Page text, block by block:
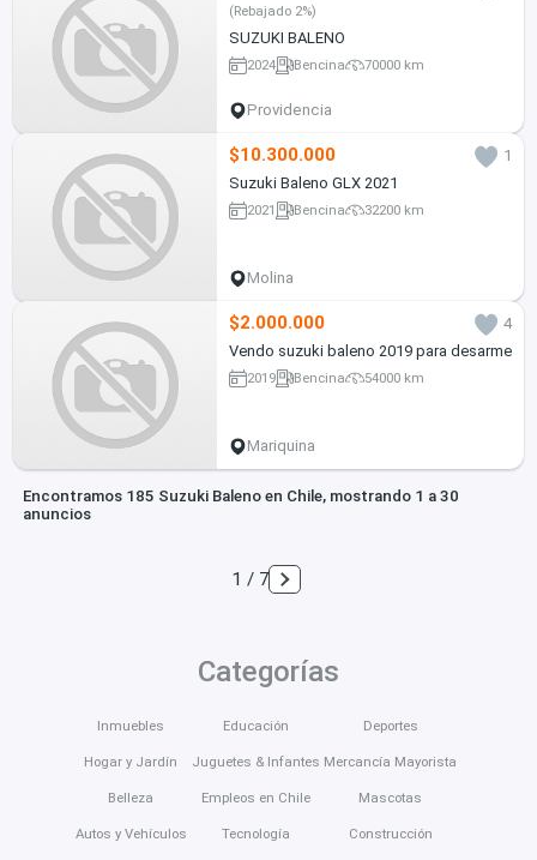
(Rebajado 2%)
SUZUKI BALENO
2024 Bencina 70000 km
Providencia
$10.300.000
1
Suzuki Baleno GLX 2021
2021 Bencina 32200 km
Molina
$2.000.000
4
Vendo suzuki baleno 2019 para desarme
2019 Bencina 54000 km
Mariquina
Encontramos 185 Suzuki Baleno en Chile, mostrando 1 a 30
anuncios
1 / 7
Categorías
Inmuebles
Hogar y Jardín
Belleza
Autos y Vehículos
Educación
Juguetes & Infantes
Empleos en Chile
Tecnología
Deportes
Mercancía Mayorista
Mascotas
Construcción